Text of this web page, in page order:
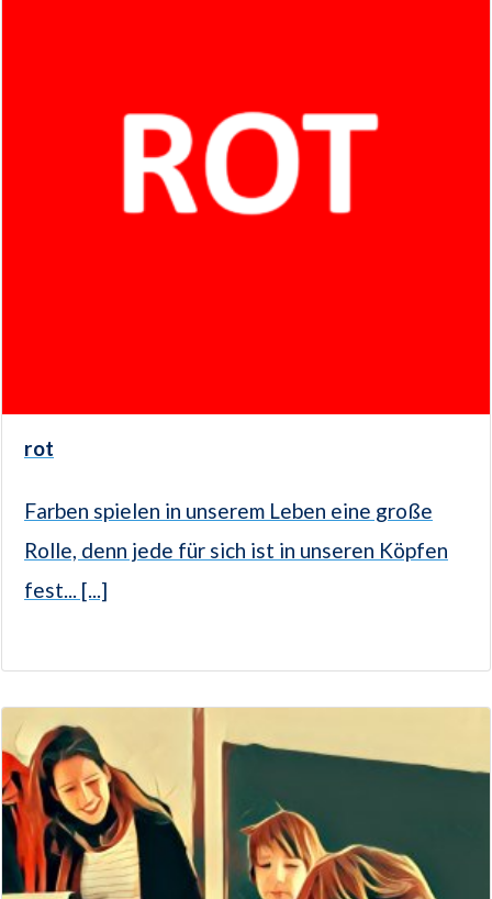
rot
Farben spielen in unserem Leben eine große
Rolle, denn jede für sich ist in unseren Köpfen
fest... [...]